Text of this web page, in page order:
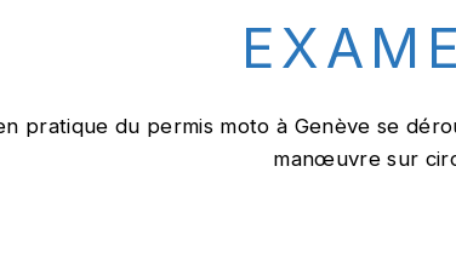
pratique du permis moto à Genève se
manœuvre sur